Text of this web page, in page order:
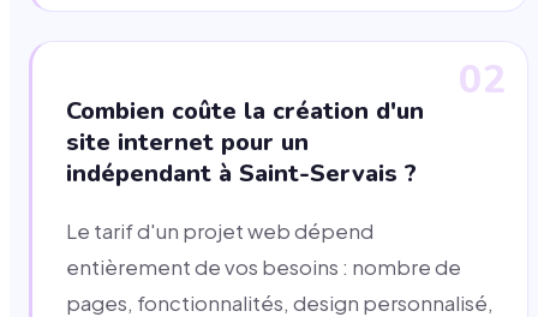
02
Combien coûte la création d'un
site internet pour un
indépendant à Saint-Servais ?
Le tarif d'un projet web dépend
entièrement de vos besoins : nombre de
pages, fonctionnalités, design personnalisé,